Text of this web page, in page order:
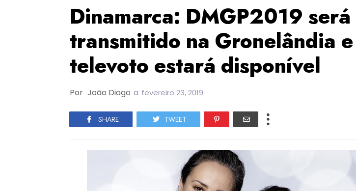
Dinamarca: DMGP2019 será
transmitido na Gronelândia
televoto estará disponível
Por João Diogo a fevereiro 23, 2019
SHARE TWEET